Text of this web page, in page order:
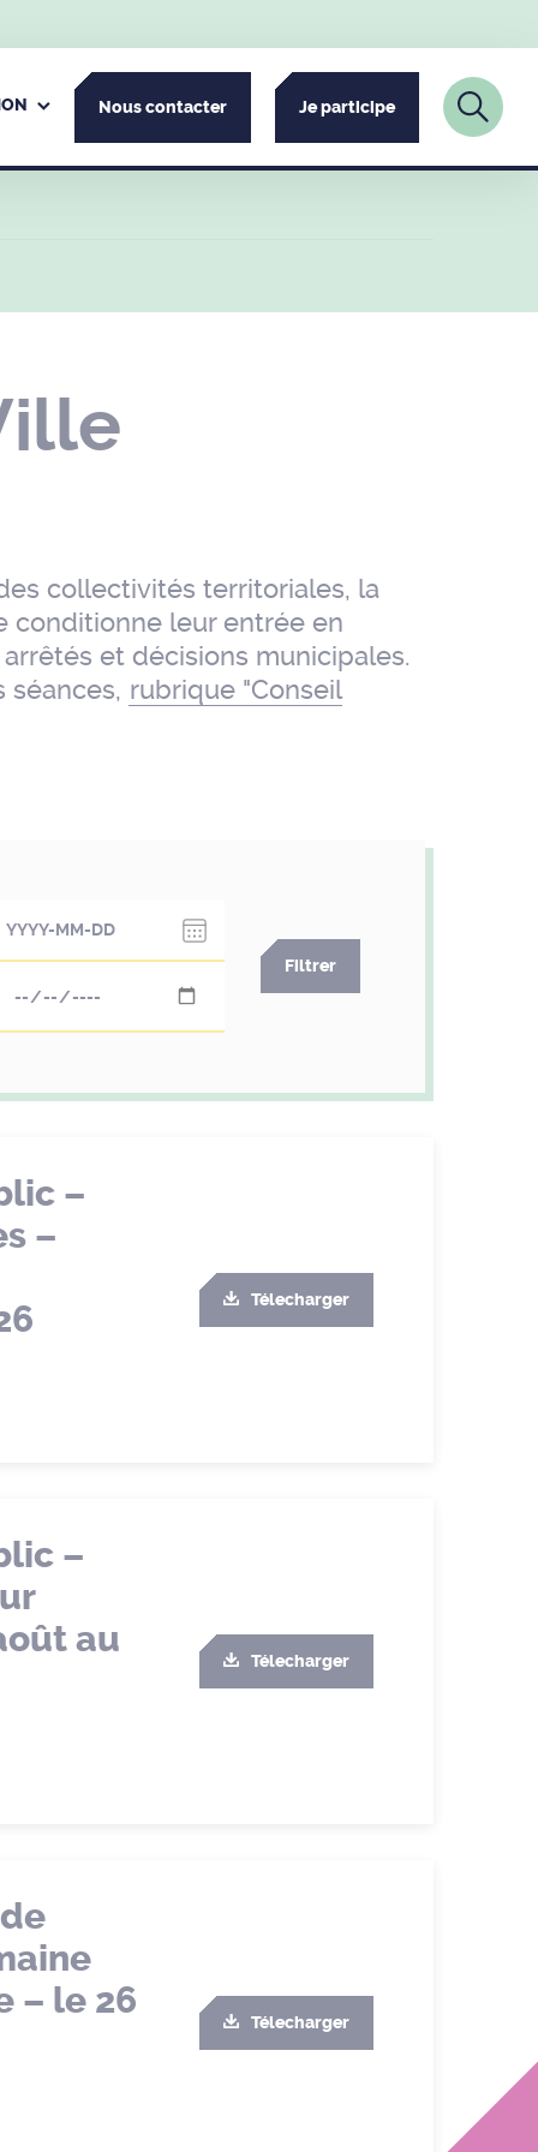
Nous contacter Je participe
collectivités territoriales, la
conditionne leur entrée en
et décisions municipales.
séances, rubrique "Conseil
date
Filtrer
–
–
Télecharger
–
au
Télecharger
– le 26
Télecharger